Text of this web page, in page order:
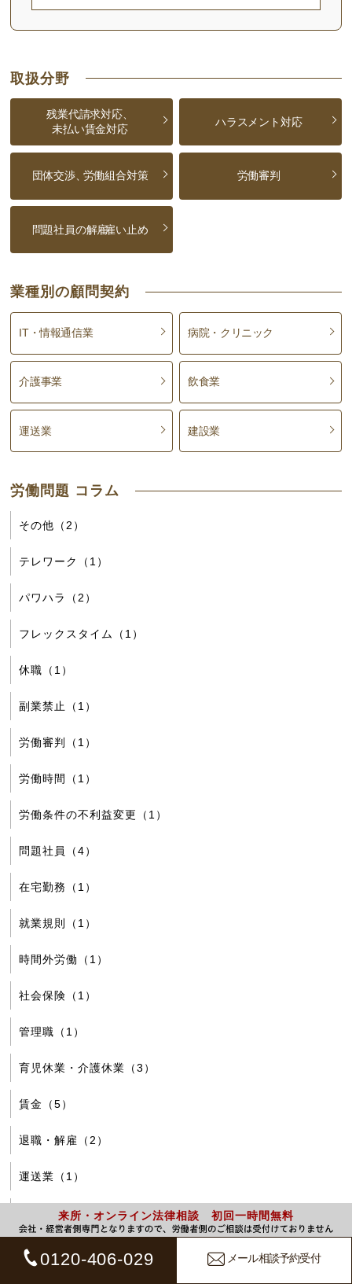
取扱分野
残業代請求対応、
未払い賃金対応
ハラスメント対応
団体交渉、労働組合対策 労働審判
問題社員の解雇雇い止め
業種別の顧問契約
IT・情報通信業 病院・クリニック
介護事業 飲食業
運送業 建設業
労働問題 コラム
その他（2）
テレワーク（1）
パワハラ（2）
フレックスタイム（1）
休職（1）
副業禁止（1）
労働審判（1）
労働時間（1）
労働条件の不利益変更（1）
問題社員（4）
在宅勤務（1）
就業規則（1）
時間外労働（1）
社会保険（1）
管理職（1）
育児休業・介護休業（3）
賃金（5）
退職・解雇（2）
運送業（1）
降格（1）
雇用契約（3）
来所・オンライン法律相談 初回一時間無料
0120-406-029 メール相談予約受付